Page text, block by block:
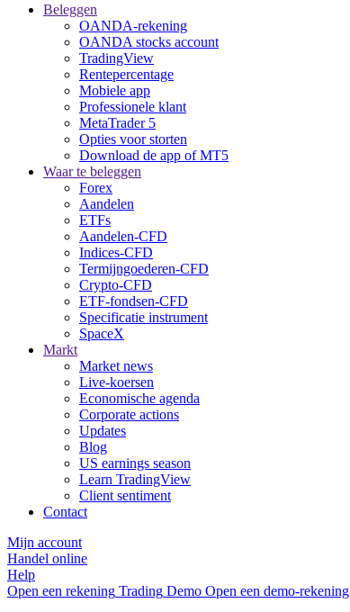
Beleggen
OANDA-rekening
OANDA stocks account
TradingView
Rentepercentage
Mobiele app
Professionele klant
MetaTrader 5
Opties voor storten
Download de app of MT5
Waar te beleggen
Forex
Aandelen
ETFs
Aandelen-CFD
Indices-CFD
Termijngoederen-CFD
Crypto-CFD
ETF-fondsen-CFD
Specificatie instrument
SpaceX
Markt
Market news
Live-koersen
Economische agenda
Corporate actions
Updates
Blog
US earnings season
Learn TradingView
Client sentiment
Contact
Mijn account
Handel online
Help
Open een rekening Trading Demo Open een demo-rekening